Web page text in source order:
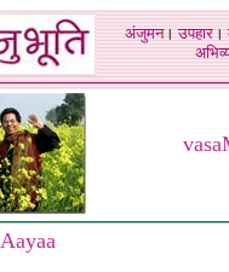
अंजुमन।उपहार।